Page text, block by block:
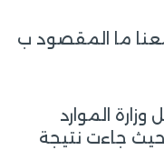
ما المقصود ب
الموارد
حيث جاءت نتيجة